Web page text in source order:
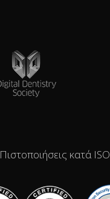
Πιστοποιήσεις κατά ISO